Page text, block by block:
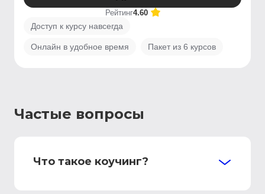
Рейтинг4.60
Доступ к курсу навсегда
Онлайн в удобное время Пакет из 6 курсов
Частые вопросы
Что такое коучинг?